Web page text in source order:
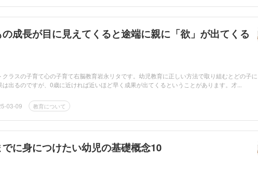
成長が目に見えてくると途端に親に「欲」が出てくる
クラスの子育て心の子育て右脳教育岩永リタです。幼児教育に正しい方法で取り組むとどの子に
は出るのですが、0歳に近ければ近いほど早く成果が出てくるということがあります。才...
03-09 教育について
に身につけたい幼児の基礎概念10